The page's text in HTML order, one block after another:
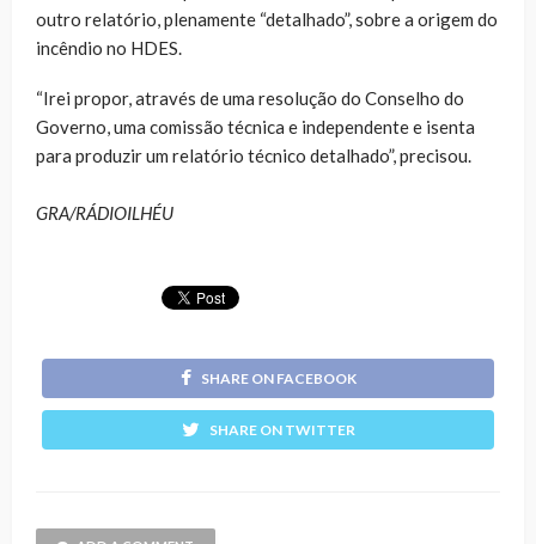
outro relatório, plenamente “detalhado”, sobre a origem do
incêndio no HDES.
“Irei propor, através de uma resolução do Conselho do
Governo, uma comissão técnica e independente e isenta
para produzir um relatório técnico detalhado”, precisou.
GRA/RÁDIOILHÉU
SHARE ON FACEBOOK
SHARE ON TWITTER